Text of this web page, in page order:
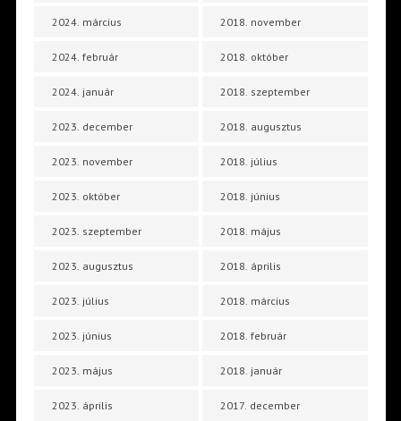
2024. március
2024. február
2024. január
2023. december
2023. november
2023. október
2023. szeptember
2023. augusztus
2023. július
2023. június
2023. május
2023. április
2018. november
2018. október
2018. szeptember
2018. augusztus
2018. július
2018. június
2018. május
2018. április
2018. március
2018. február
2018. január
2017. december